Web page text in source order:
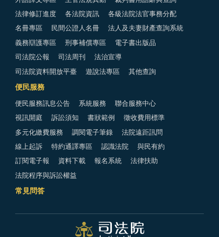
法律修訂進度 各法院資訊 各級法院法官事務分配
名冊專區 民間公證人名冊 法人及夫妻財產查詢系統
義務辯護專區 刑事補償專區 電子書出版品
司法院公報 司法周刊 法治宣導
司法院資料開放平臺 遊說法專區 其他查詢
便民服務
便民服務訊息公告 系統服務 聯合服務中心
視訊開庭 訴訟須知 書狀範例 徵收費用標準
多元化繳費服務 調閱電子筆錄 法院遠距訊問
線上起訴 特約通譯專區 認識法院 與民有約
訂閱電子報 資料下載 報名系統 法律扶助
法院程序與訴訟權益
常見問答